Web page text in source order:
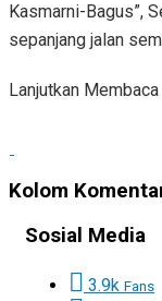
Kasmarni-Bagus”,
sepanjang jalan
Lanjutkan Membaca
Kolom
Sosial Media
3.9k Fans